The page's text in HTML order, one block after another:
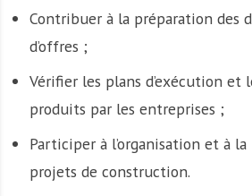
Contribuer à la préparation des
d’offres ;
Vérifier les plans d’exécution et
produits par les entreprises ;
Participer à l’organisation et à
projets de construction.